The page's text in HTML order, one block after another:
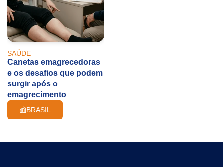
SAÚDE
Canetas emagrecedoras
e os desafios que podem
surgir após o
emagrecimento
BRASIL